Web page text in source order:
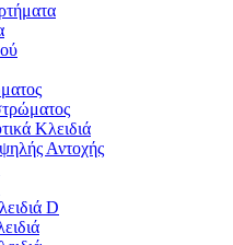
Κλειδιά
Αντοχής
D